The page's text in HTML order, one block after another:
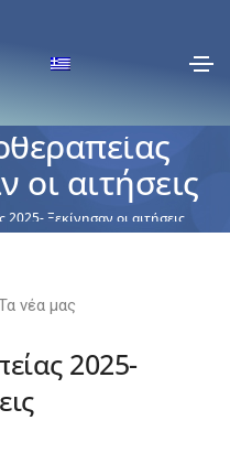
οι αιτήσεις
Ξεκίνησαν οι αιτήσεις
νέα μας
2025-